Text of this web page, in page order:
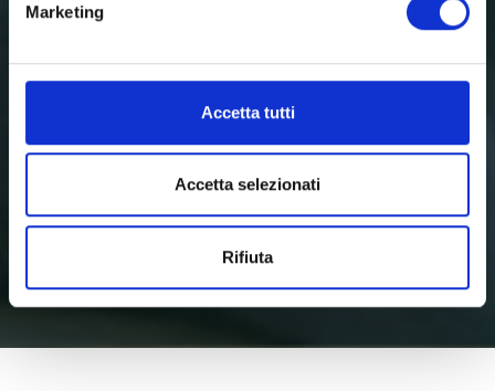
Marketing
Accetta tutti
Accetta selezionati
Rifiuta